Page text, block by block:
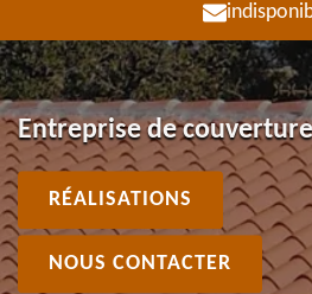
Entreprise de
RÉALISATIONS
NOUS CONTACTER